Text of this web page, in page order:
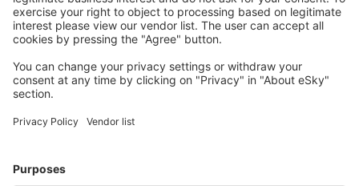
Copyright © eSky.hu Minden jog fenntartva.